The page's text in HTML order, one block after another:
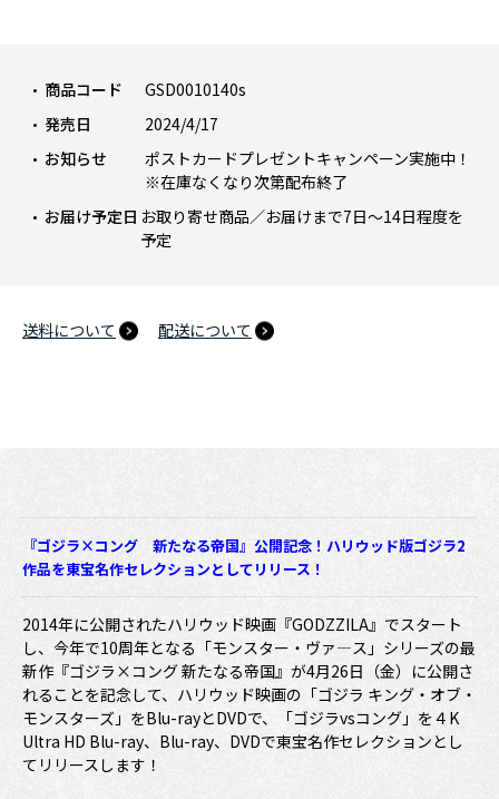
商品コード
GSD0010140s
発売日
2024/4/17
お知らせ
ポストカードプレゼントキャンペーン実施中！
※在庫なくなり次第配布終了
お届け予定日 お取り寄せ商品／お届けまで7日～14日程度を
予定
送料について 配送について
『ゴジラ×コング 新たなる帝国』公開記念！ハリウッド版ゴジラ2
作品を東宝名作セレクションとしてリリース！
2014年に公開されたハリウッド映画『GODZZILA』でスタート
し、今年で10周年となる「モンスター・ヴァ―ス」シリーズの最
新作『ゴジラ×コング 新たなる帝国』が4月26日（金）に公開さ
れることを記念して、ハリウッド映画の「ゴジラ キング・オブ・
モンスターズ」をBlu-rayとDVDで、「ゴジラvsコング」を４K
Ultra HD Blu-ray、Blu-ray、DVDで東宝名作セレクションとし
てリリースします！